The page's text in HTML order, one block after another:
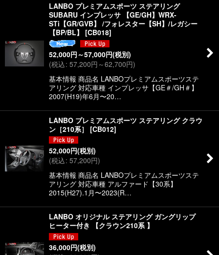
LANBO プレミアムスポーツ ステアリング
SUBARU インプレッサ 【GE/GH】WRX-
STi【GR/GVB】 /フォレスター【SH】/レガシー
【BP/BL】
[CB018]
52,000円 ～57,000円(税別)
(税込: 57,200円 ～62,700円)
基本情報 商品名 LANBOプレミアムスポーツステ
アリング 対応車種 インプレッサ【GE＃/GH＃】
2007(H19)年6月〜20…
LANBO プレミアムスポーツ ステアリング クラウ
ン［210系］
[CB012]
52,000円(税別)
(税込: 57,200円)
基本情報 商品名 LANBOプレミアムスポーツステ
アリング 対応車種 アルファード【30系】
2015(H27).1月〜2023(R…
LANBO オリジナル ステアリング ガングリップ
ヒーター付き 【クラウン210系 】
36,000円(税別)